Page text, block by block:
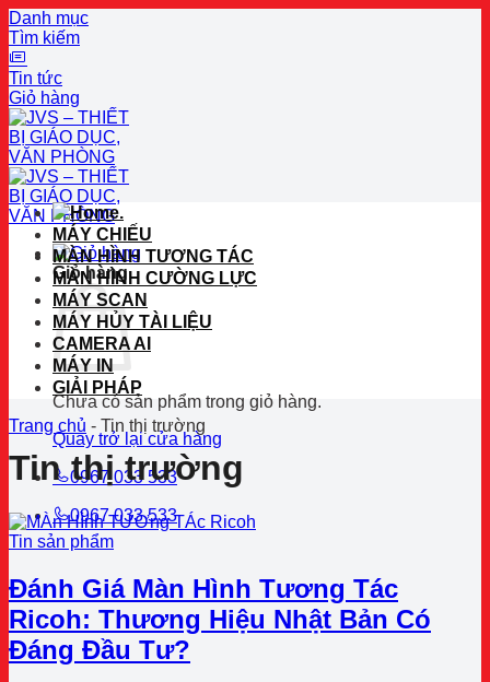
Danh mục
Tìm kiếm
Tin tức
Giỏ hàng
Bỏ
qua
nội
dung
Giỏ hàng
Chưa có sản phẩm trong giỏ hàng.
Quay trở lại cửa hàng
0967 033 533
0967 033 533
.
MÁY CHIẾU
MÀN HÌNH TƯƠNG TÁC
MÀN HÌNH CƯỜNG LỰC
MÁY SCAN
MÁY HỦY TÀI LIỆU
CAMERA AI
MÁY IN
GIẢI PHÁP
Trang chủ - Tin thị trường
Tin thị trường
Tin sản phẩm
Đánh Giá Màn Hình Tương Tác
Ricoh: Thương Hiệu Nhật Bản Có
Đáng Đầu Tư?